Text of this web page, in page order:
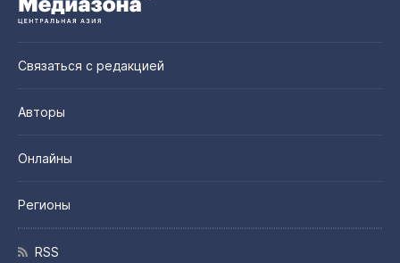
Связаться с редакцией
Авторы
Онлайны
Регионы
RSS